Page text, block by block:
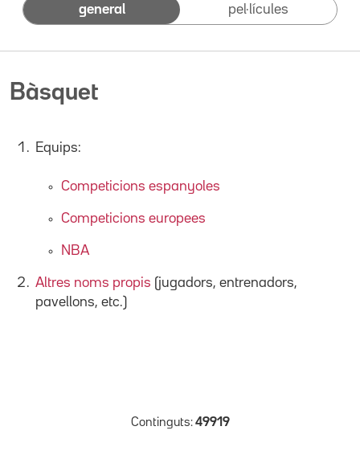
general pel·lícules
Bàsquet
Equips:
Competicions espanyoles
Competicions europees
NBA
Altres noms propis (jugadors, entrenadors,
pavellons, etc.)
Continguts: 49919